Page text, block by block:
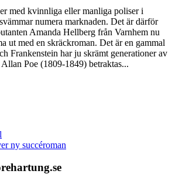
med kvinnliga eller manliga poliser i
numera marknaden. Det är därför
Amanda Hellberg från Varnhem nu
ut med en skräckroman. Det är en gammal
Frankenstein har ju skrämt generationer av
Poe (1809-1849) betraktas...
ny succéroman